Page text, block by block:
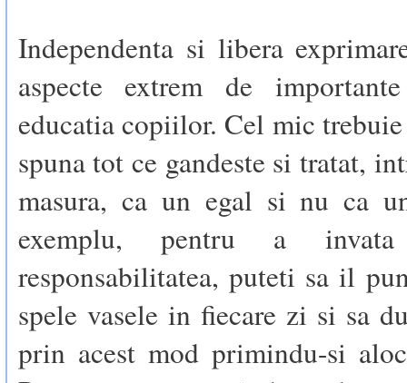
Independenta si libera
aspecte extrem de
educatia copiilor. Cel mic
spuna tot ce gandeste si tratat,
masura, ca un egal si nu ca
exemplu, pentru a
responsabilitatea, puteti sa il
spele vasele in fiecare zi si sa
prin acest mod primindu-si